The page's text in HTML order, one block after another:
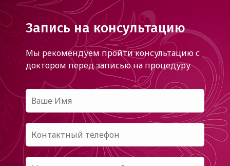
Запись на консультацию
Мы рекомендуем пройти консультацию с
доктором перед записью на процедуру